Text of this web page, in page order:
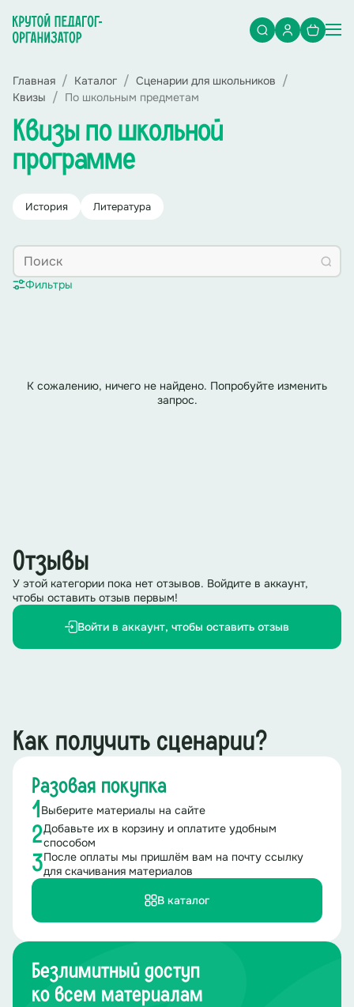
Главная Каталог
Сценарии для школьников
Квизы
По школьным предметам
Квизы по школьной
программе
История Литература
Фильтры
К сожалению, ничего не найдено. Попробуйте изменить
запрос.
Отзывы
У этой категории пока нет отзывов. Войдите в аккаунт,
чтобы оставить отзыв первым!
Войти в аккаунт, чтобы оставить отзыв
Как получить сценарии?
Разовая покупка
1 Выберите материалы на сайте
2Добавьте их в корзину и оплатите удобным
способом
3После оплаты мы пришлём вам на почту ссылку
для скачивания материалов
В каталог
Безлимитный доступ
ко всем материалам